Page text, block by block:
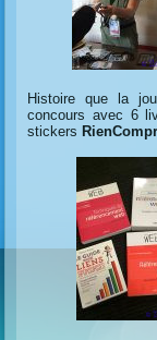
Histoire que la
concours avec 6
stickers